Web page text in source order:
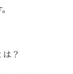
？